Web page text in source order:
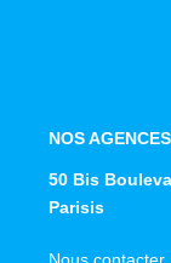
NOS AGENCES
50 Bis
Parisis